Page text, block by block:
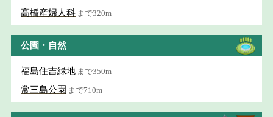
高橋産婦人科 まで320m
公園・自然
福島住吉緑地 まで350m
常三島公園 まで710m